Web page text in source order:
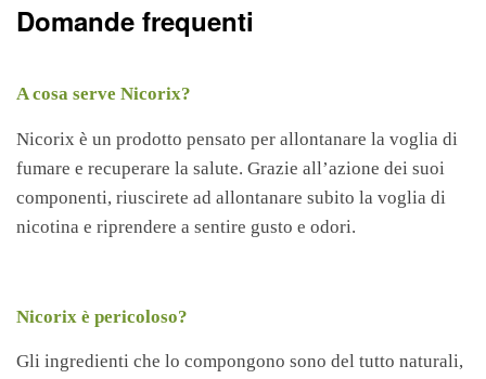
Domande frequenti
A cosa serve Nicorix?
Nicorix è un prodotto pensato per allontanare la voglia di
fumare e recuperare la salute. Grazie all’azione dei suoi
componenti, riuscirete ad allontanare subito la voglia di
nicotina e riprendere a sentire gusto e odori.
Nicorix è pericoloso?
Gli ingredienti che lo compongono sono del tutto naturali,